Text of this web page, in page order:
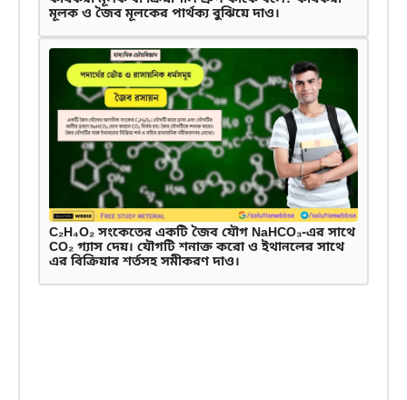
মূলক ও জৈব মূলকের পার্থক্য বুঝিয়ে দাও।
C₂H₄O₂ সংকেতের একটি জৈব যৌগ NaHCO₃-এর সাথে
CO₂ গ্যাস দেয়। যৌগটি শনাক্ত করো ও ইথানলের সাথে
এর বিক্রিয়ার শর্তসহ সমীকরণ দাও।